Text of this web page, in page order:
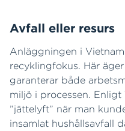
Avfall eller resurs
Anläggningen i
recyklingfokus. Här
garanterar både
miljö i processen.
”jättelyft” när man
insamlat hushållsavfall